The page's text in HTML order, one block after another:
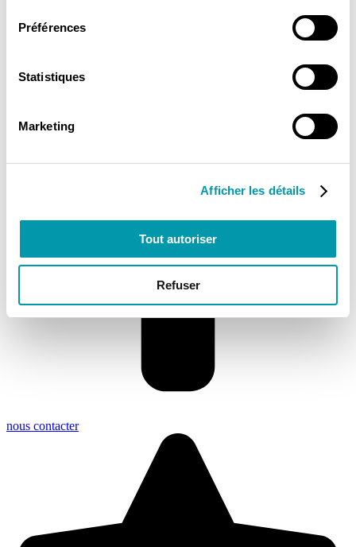
Préférences
Statistiques
Marketing
Afficher les détails
Tout autoriser
Refuser
nous contacter